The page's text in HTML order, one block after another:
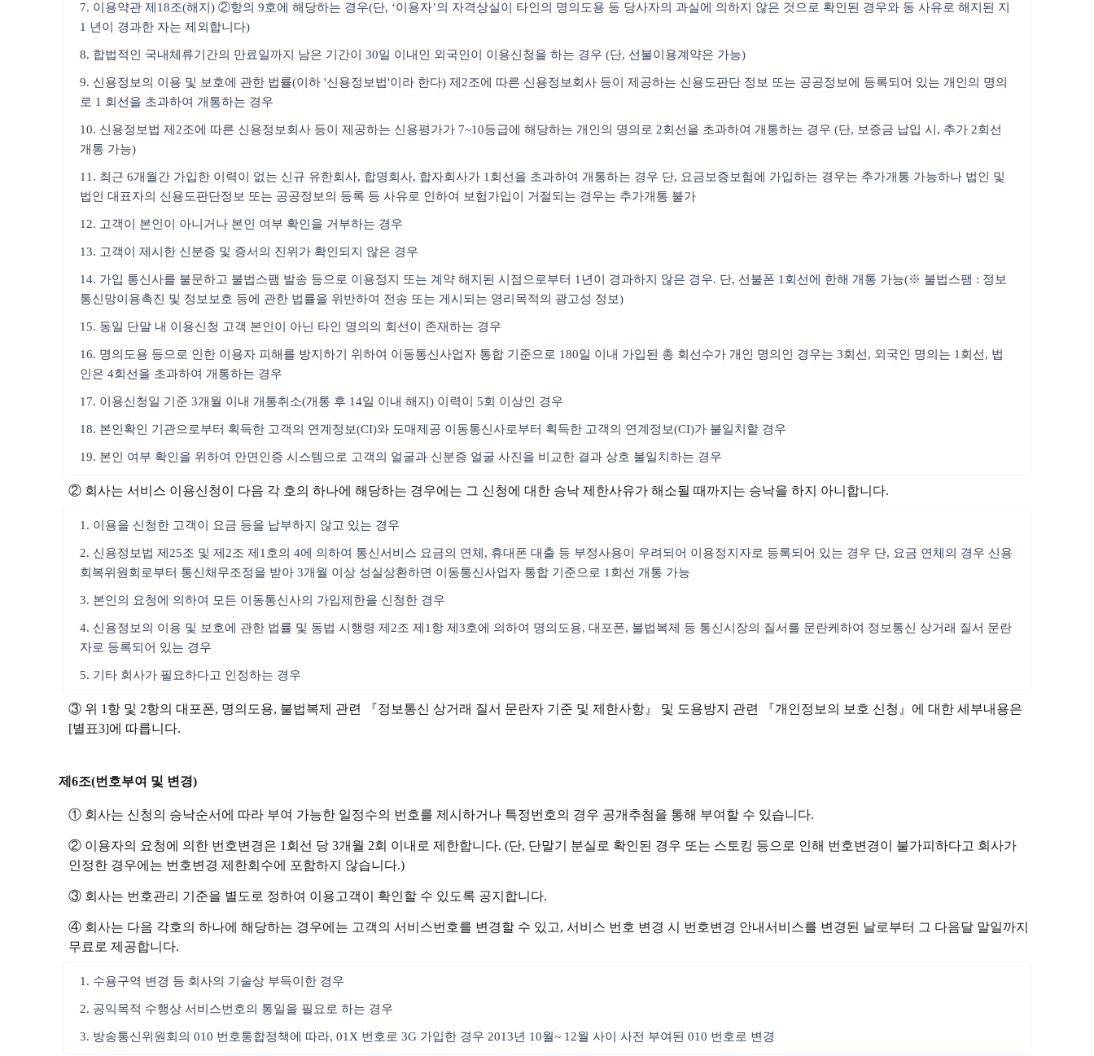
7. 이용약관 제18조(해지) ②항의 9호에 해당하는 경우(단, ‘이용자’의 자격상실이 타인의 명의도용 등 당사자의 과실에 의하지 않은 것으로 확인된 경우와 동 사유로 해지된 지
1 년이 경과한 자는 제외합니다)
8. 합법적인 국내체류기간의 만료일까지 남은 기간이 30일 이내인 외국인이 이용신청을 하는 경우 (단, 선불이용계약은 가능)
9. 신용정보의 이용 및 보호에 관한 법률(이하 '신용정보법'이라 한다) 제2조에 따른 신용정보회사 등이 제공하는 신용도판단 정보 또는 공공정보에 등록되어 있는 개인의 명의
로 1 회선을 초과하여 개통하는 경우
10. 신용정보법 제2조에 따른 신용정보회사 등이 제공하는 신용평가가 7~10등급에 해당하는 개인의 명의로 2회선을 초과하여 개통하는 경우 (단, 보증금 납입 시, 추가 2회선
개통 가능)
11. 최근 6개월간 가입한 이력이 없는 신규 유한회사, 합명회사, 합자회사가 1회선을 초과하여 개통하는 경우 단, 요금보증보험에 가입하는 경우는 추가개통 가능하나 법인 및
법인 대표자의 신용도판단정보 또는 공공정보의 등록 등 사유로 인하여 보험가입이 거절되는 경우는 추가개통 불가
12. 고객이 본인이 아니거나 본인 여부 확인을 거부하는 경우
13. 고객이 제시한 신분증 및 증서의 진위가 확인되지 않은 경우
14. 가입 통신사를 불문하고 불법스팸 발송 등으로 이용정지 또는 계약 해지된 시점으로부터 1년이 경과하지 않은 경우. 단, 선불폰 1회선에 한해 개통 가능(※ 불법스팸 : 정보
통신망이용촉진 및 정보보호 등에 관한 법률을 위반하여 전송 또는 게시되는 영리목적의 광고성 정보)
15. 동일 단말 내 이용신청 고객 본인이 아닌 타인 명의의 회선이 존재하는 경우
16. 명의도용 등으로 인한 이용자 피해를 방지하기 위하여 이동통신사업자 통합 기준으로 180일 이내 가입된 총 회선수가 개인 명의인 경우는 3회선, 외국인 명의는 1회선, 법
인은 4회선을 초과하여 개통하는 경우
17. 이용신청일 기준 3개월 이내 개통취소(개통 후 14일 이내 해지) 이력이 5회 이상인 경우
18. 본인확인 기관으로부터 획득한 고객의 연계정보(CI)와 도매제공 이동통신사로부터 획득한 고객의 연계정보(CI)가 불일치할 경우
19. 본인 여부 확인을 위하여 안면인증 시스템으로 고객의 얼굴과 신분증 얼굴 사진을 비교한 결과 상호 불일치하는 경우
② 회사는 서비스 이용신청이 다음 각 호의 하나에 해당하는 경우에는 그 신청에 대한 승낙 제한사유가 해소될 때까지는 승낙을 하지 아니합니다.
1. 이용을 신청한 고객이 요금 등을 납부하지 않고 있는 경우
2. 신용정보법 제25조 및 제2조 제1호의 4에 의하여 통신서비스 요금의 연체, 휴대폰 대출 등 부정사용이 우려되어 이용정지자로 등록되어 있는 경우 단, 요금 연체의 경우 신용
회복위원회로부터 통신채무조정을 받아 3개월 이상 성실상환하면 이동통신사업자 통합 기준으로 1회선 개통 가능
3. 본인의 요청에 의하여 모든 이동통신사의 가입제한을 신청한 경우
4. 신용정보의 이용 및 보호에 관한 법률 및 동법 시행령 제2조 제1항 제3호에 의하여 명의도용, 대포폰, 불법복제 등 통신시장의 질서를 문란케하여 정보통신 상거래 질서 문란
자로 등록되어 있는 경우
5. 기타 회사가 필요하다고 인정하는 경우
③ 위 1항 및 2항의 대포폰, 명의도용, 불법복제 관련 『정보통신 상거래 질서 문란자 기준 및 제한사항』 및 도용방지 관련 『개인정보의 보호 신청』에 대한 세부내용은
[별표3]에 따릅니다.
제6조(번호부여 및 변경)
① 회사는 신청의 승낙순서에 따라 부여 가능한 일정수의 번호를 제시하거나 특정번호의 경우 공개추첨을 통해 부여할 수 있습니다.
② 이용자의 요청에 의한 번호변경은 1회선 당 3개월 2회 이내로 제한합니다. (단, 단말기 분실로 확인된 경우 또는 스토킹 등으로 인해 번호변경이 불가피하다고 회사가
인정한 경우에는 번호변경 제한회수에 포함하지 않습니다.)
③ 회사는 번호관리 기준을 별도로 정하여 이용고객이 확인할 수 있도록 공지합니다.
④ 회사는 다음 각호의 하나에 해당하는 경우에는 고객의 서비스번호를 변경할 수 있고, 서비스 번호 변경 시 번호변경 안내서비스를 변경된 날로부터 그 다음달 말일까지
무료로 제공합니다.
1. 수용구역 변경 등 회사의 기술상 부득이한 경우
2. 공익목적 수행상 서비스번호의 통일을 필요로 하는 경우
3. 방송통신위원회의 010 번호통합정책에 따라, 01X 번호로 3G 가입한 경우 2013년 10월~ 12월 사이 사전 부여된 010 번호로 변경